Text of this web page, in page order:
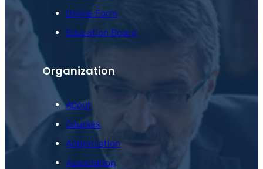
Online Form
Education Board
Organization
About
Courses
Appreciation
Association